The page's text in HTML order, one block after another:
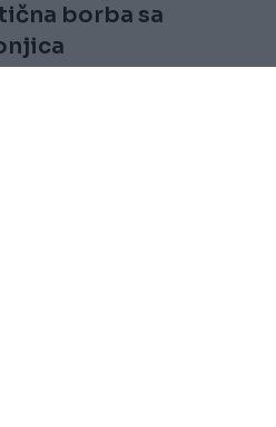
borba sa